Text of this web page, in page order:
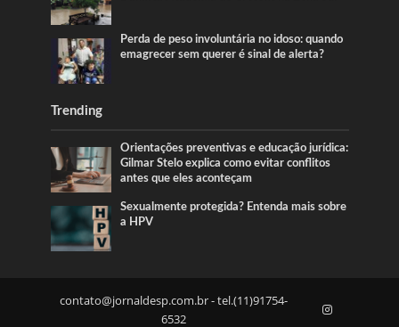
Perda de peso involuntária no idoso: quando
emagrecer sem querer é sinal de alerta?
Trending
Orientações preventivas e educação jurídica:
Gilmar Stelo explica como evitar conflitos
antes que eles aconteçam
Sexualmente protegida? Entenda mais sobre
a HPV
contato@jornaldesp.com.br- tel.(11)91754-
6532